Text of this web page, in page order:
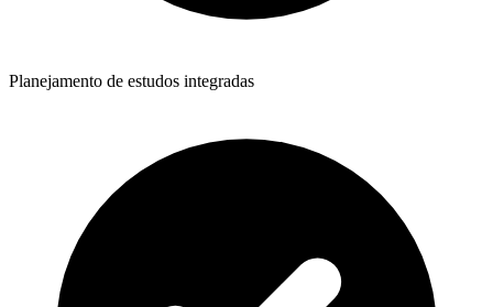
Planejamento de estudos integradas